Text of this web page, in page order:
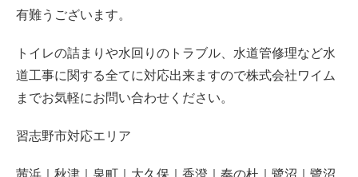
有難うございます。
トイレの詰まりや水回りのトラブル、水道管修理など水
道工事に関する全てに対応出来ますので株式会社ワイム
までお気軽にお問い合わせください。
習志野市対応エリア
茜浜｜秋津｜泉町｜大久保｜香澄｜奏の杜｜鷺沼｜鷺沼